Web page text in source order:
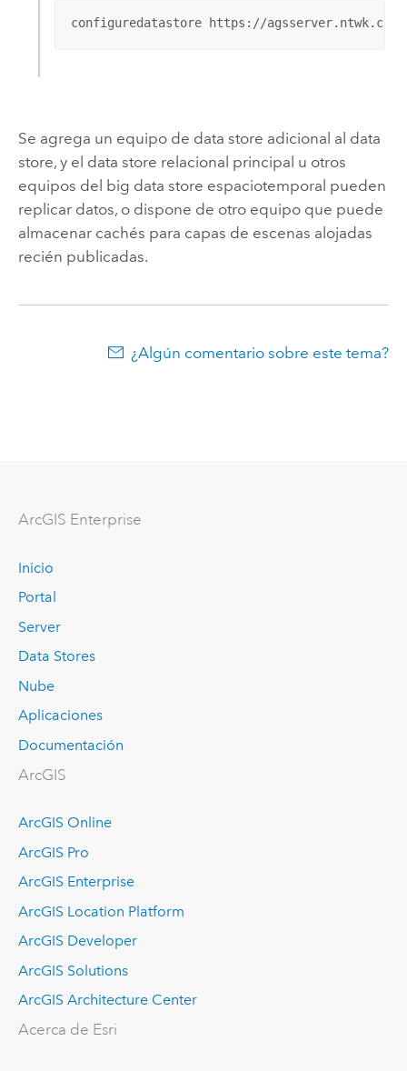
configuredatastore https://
Se agrega un equipo de data store adicional al data
store, y el data store relacional principal u otros
equipos del big data store espaciotemporal pueden
replicar datos, o dispone de otro equipo que puede
almacenar cachés para capas de escenas alojadas
recién publicadas.
¿Algún comentario sobre este tema?
ArcGIS Enterprise
Inicio
Portal
Server
Data Stores
Nube
Aplicaciones
Documentación
ArcGIS
ArcGIS Online
ArcGIS Pro
ArcGIS Enterprise
ArcGIS Location Platform
ArcGIS Developer
ArcGIS Solutions
ArcGIS Architecture Center
Acerca de Esri